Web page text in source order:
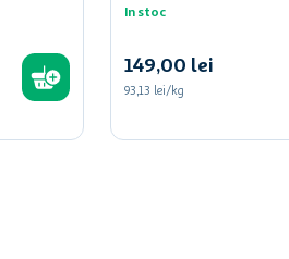
In stoc
149,00 lei
93,13 lei/kg